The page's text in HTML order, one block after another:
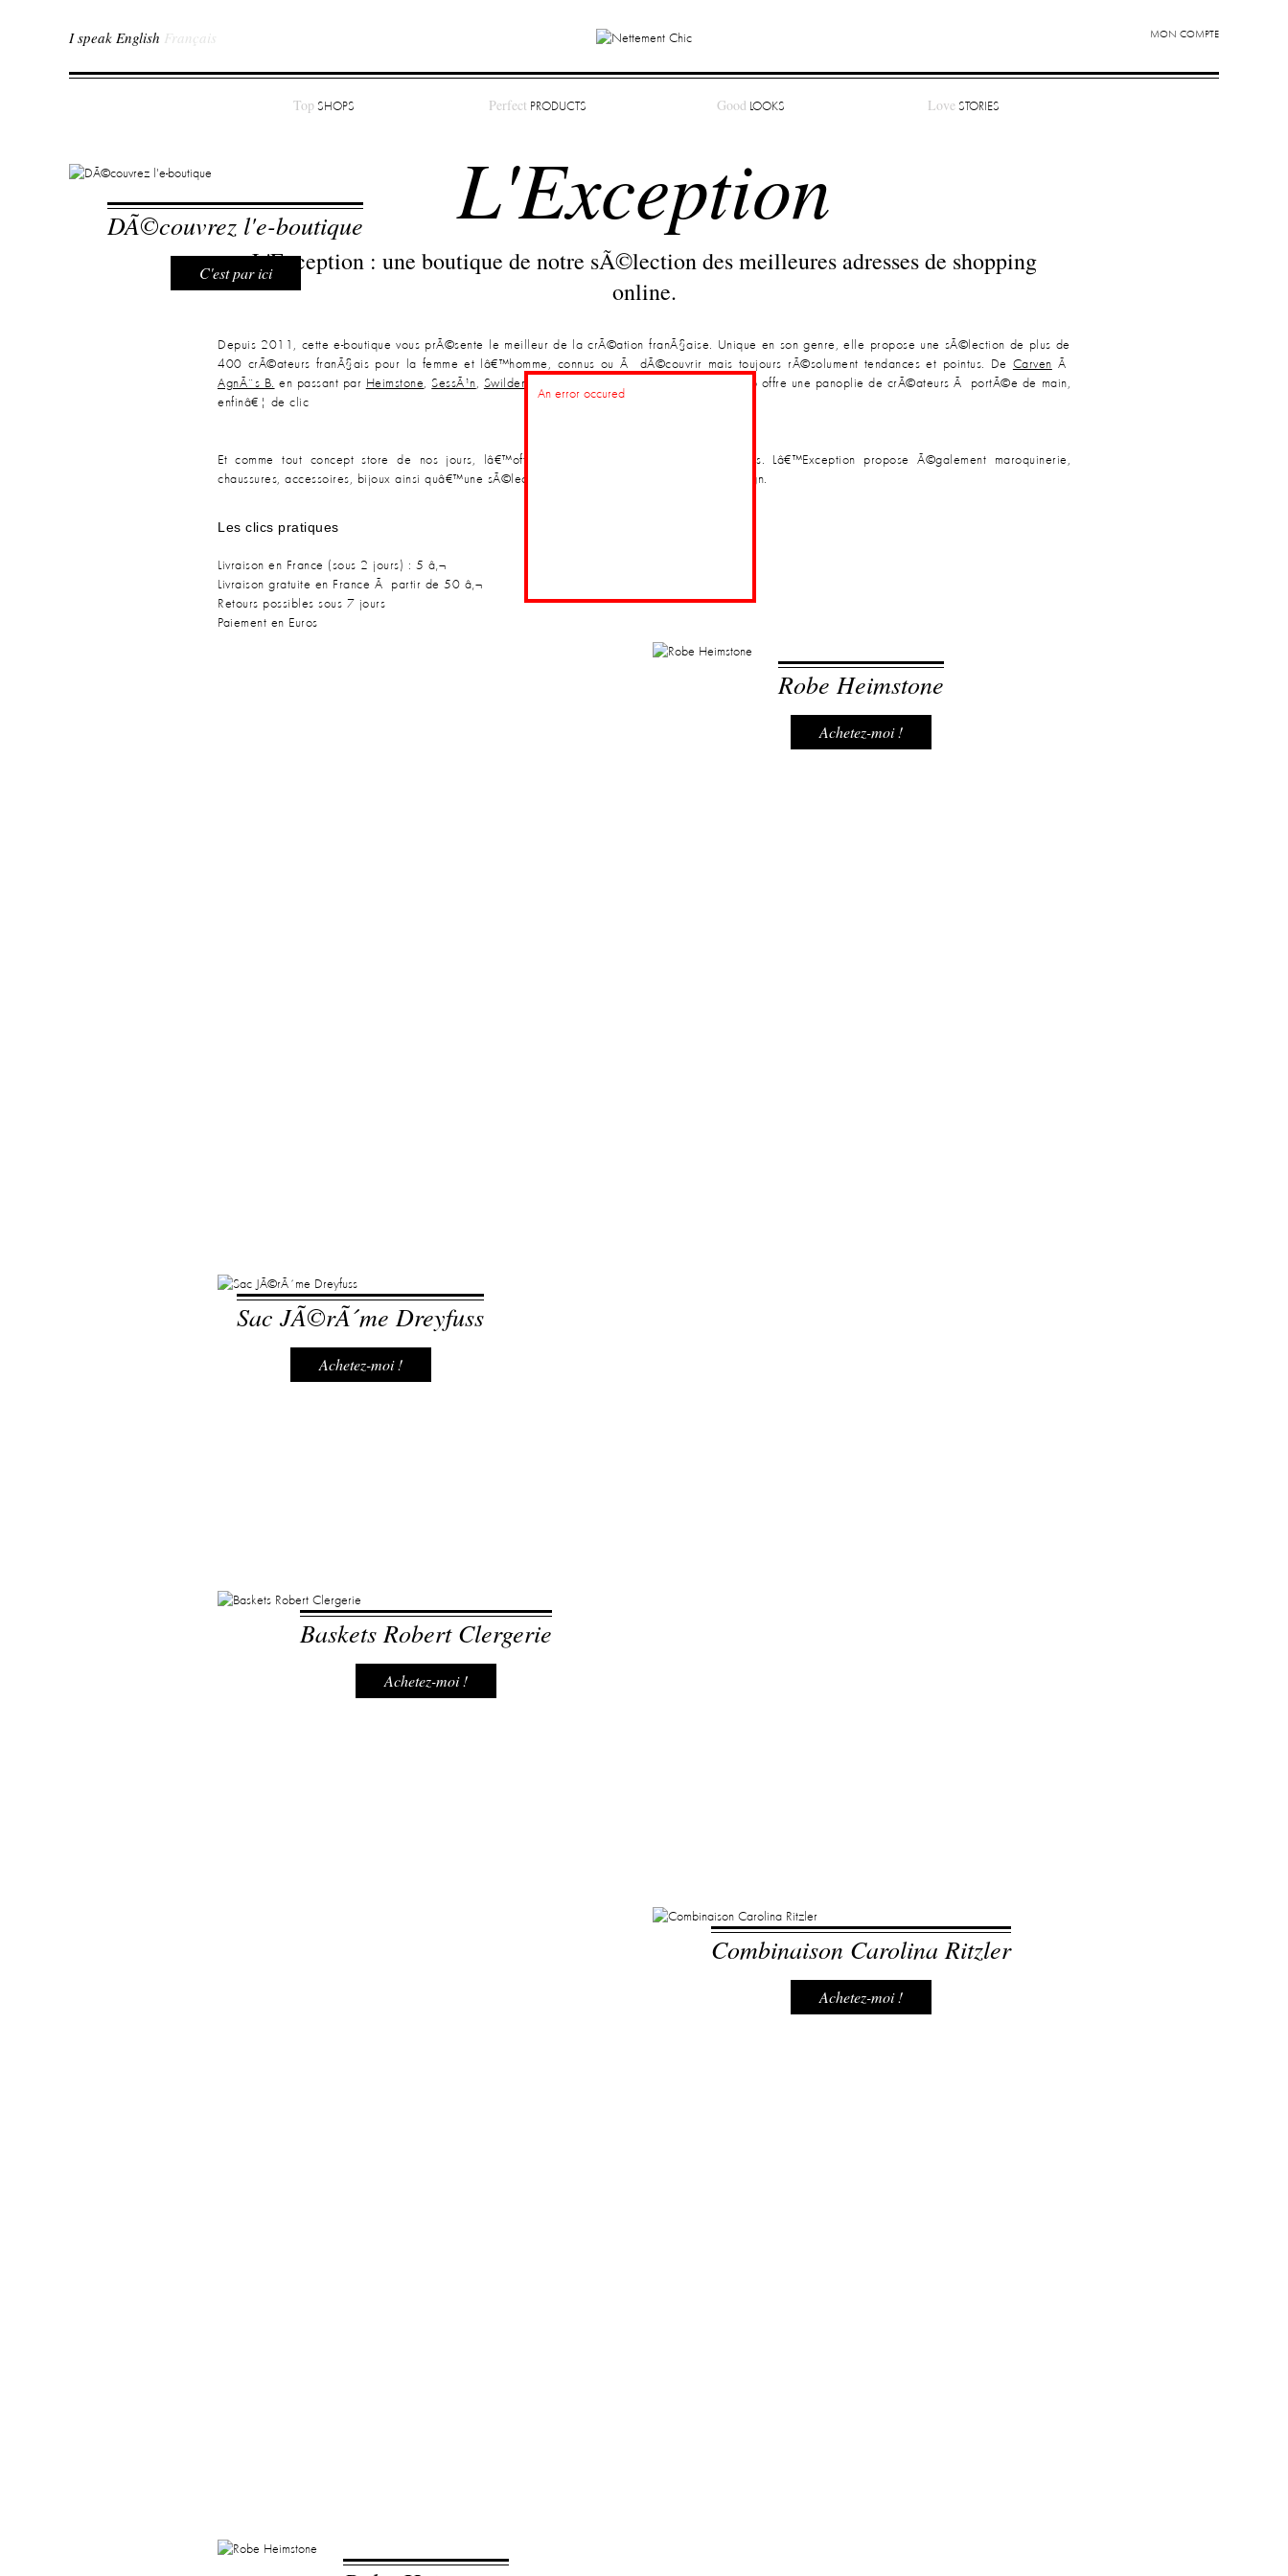
I speak English Français MON COMPTE
Top SHOPS Perfect PRODUCTS Good LOOKS Love STORIES
DÃ©couvrez l'e-boutique
C'est par ici
L'Exception
L'Exception : une boutique de notre sÃ©lection des meilleures adresses de shopping
online.
Depuis 2011, cette e-boutique vous prÃ©sente le meilleur de la crÃ©ation franÃ§aise. Unique en son genre, elle propose une sÃ©lection de plus de
400 crÃ©ateurs franÃ§ais pour la femme et lâ€™homme, connus ou Ã dÃ©couvrir mais toujours rÃ©solument tendances et pointus. De Carven Ã
AgnÃ¨s B. en passant par Heimstone, SessÃ¹n, Swildens
, ce e-shop offre une panoplie de crÃ©ateurs Ã portÃ©e de main,
enfinâ€¦ de clic
Et comme tout concept store de nos jours, lâ€™offre ne sâ€™arrÃªte pas aux vÃªtements. Lâ€™Exception propose Ã©galement maroquinerie,
chaussures, accessoires, bijoux ainsi quâ€™une sÃ©lection de beaux livres et dâ€™objets design.
Les clics pratiques
Livraison en France (sous 2 jours) : 5 â‚¬
Livraison gratuite en France Ã partir de 50 â‚¬
Retours possibles sous 7 jours
Paiement en Euros
Robe Heimstone
Achetez-moi !
Sac JÃ©rÃ´me Dreyfuss
Achetez-moi !
Baskets Robert Clergerie
Achetez-moi !
Combinaison Carolina Ritzler
Achetez-moi !
An error occured